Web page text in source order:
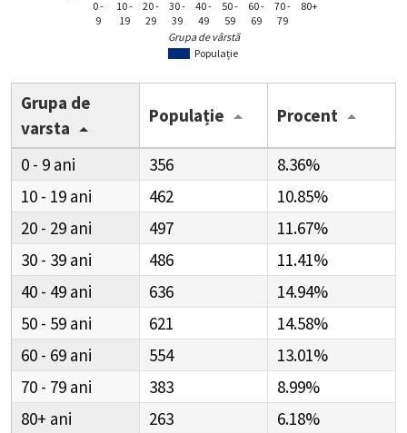
Populație
0 -
9
10 -
19
20 -
29
30 -
39
40 -
49
50 -
59
60 -
69
70 -
79
80+
Grupa de vârstă
Grupa de
varsta
Populație Procent
0 - 9 356
8.36%
10 - 19
462
10.85%
20 - 29
497
11.67%
30 - 39
486
11.41%
40 - 49
636
14.94%
50 - 59
621
14.58%
60 - 69
554
13.01%
70 - 79
383
8.99%
80+
263 6.18%